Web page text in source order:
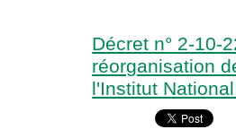
Décret n° 2-10-
réorganisation
l'Institut